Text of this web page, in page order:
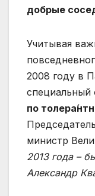
добрые
Учитывая
2008 году в
специальный
по
министр
2013 года –
Александр